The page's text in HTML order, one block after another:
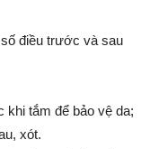
điều trước và sau
khi tắm để bảo vệ da;
xót.